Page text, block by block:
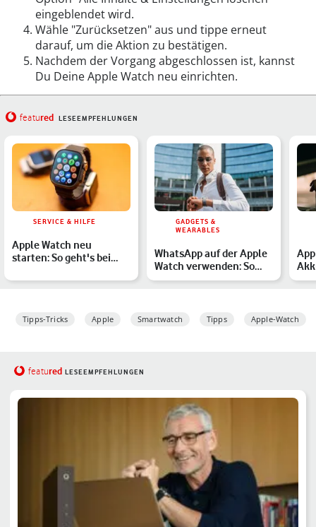
eingeblendet wird.
Wähle "Zurücksetzen" aus und tippe erneut
darauf, um die Aktion zu bestätigen.
Nachdem der Vorgang abgeschlossen ist, kannst
Du Deine Apple Watch neu einrichten.
featured LESEEMPFEHLUNGEN
SERVICE & HILFE
Apple Watch neu
starten: So geht's bei
GADGETS &
WEARABLES
WhatsApp auf der Apple
Watch verwenden: So
geht's
Tipps-Tricks Apple Smartwatch Tipps Apple-Watch
featured LESEEMPFEHLUNGEN